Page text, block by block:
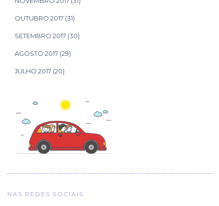
OUTUBRO 2017 (31)
SETEMBRO 2017 (30)
AGOSTO 2017 (29)
JULHO 2017 (20)
NAS REDES SOCIAIS